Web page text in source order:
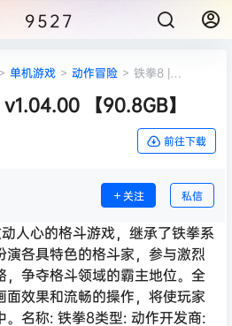
9527
> 单机游戏 > 动作冒险 > 铁拳8 |
【90.8GB】
前往下载
关注 私信
人心的格斗游戏，继承了铁拳系
各具特色的格斗家，参与激烈
，争夺格斗领域的霸主地位。全
效果和流畅的操作，将使玩家
。名称: 铁拳8类型: 动作开发商: